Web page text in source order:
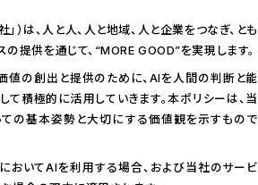
）は、人と人、人と地域、人と企業をつなぎ、とも
提供を通じて、“MORE GOOD”を実現します。
値の創出と提供のために、AIを人間の判断と能
て積極的に活用していきます。本ポリシーは、当
の基本姿勢と大切にする価値観を示すもので
おいてAIを利用する場合、および当社のサービ